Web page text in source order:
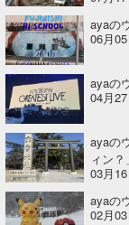
ayaの
06月05
ayaの
04月27
ayaの
ィン？
03月16
ayaの
02月03